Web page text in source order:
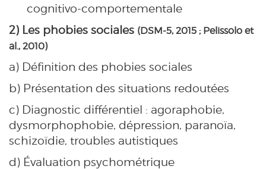
cognitivo-comportementale
2) Les phobies sociales (DSM-5, 2015 ; Pelissolo et
al., 2010)
a) Définition des phobies sociales
b) Présentation des situations redoutées
c) Diagnostic différentiel : agoraphobie,
dysmorphophobie, dépression, paranoïa,
schizoïdie, troubles autistiques
d) Évaluation psychométrique